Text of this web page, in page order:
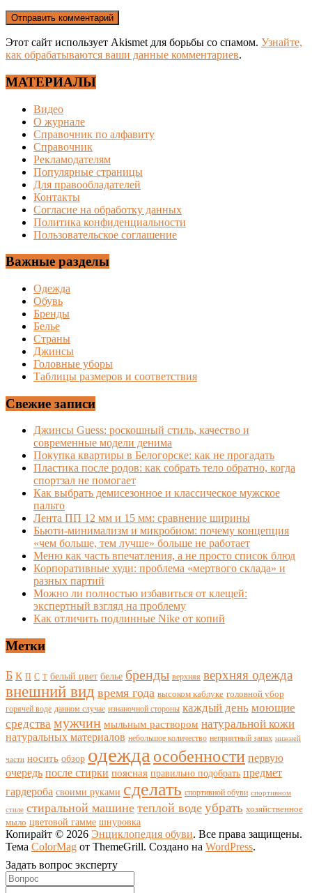
Этот сайт использует Akismet для борьбы со спамом. Узнайте,
как обрабатываются ваши данные комментариев.
МАТЕРИАЛЫ
Видео
О журнале
Справочник по алфавиту
Справочник
Рекламодателям
Популярные страницы
Для правообладателей
Контакты
Согласие на обработку данных
Политика конфиденциальности
Пользовательское соглашение
Важные разделы
Одежда
Обувь
Бренды
Белье
Страны
Джинсы
Головные уборы
Таблицы размеров и соответствия
Свежие записи
Джинсы Guess: роскошный стиль, качество и
современные модели денима
Покупка квартиры в Белогорске: как не прогадать
Пластика после родов: как собрать тело обратно, когда
спортзал не помогает
Как выбрать демисезонное и классическое мужское
пальто
Лента ПП 12 мм и 15 мм: сравнение ширины
Бьюти-минимализм и микробиом: почему концепция
«чем больше, тем лучше» больше не работает
Меню как часть впечатления, а не просто список блюд
Корпоративные худи: проблема «мертвого склада» и
разных партий
Можно ли полностью избавиться от клещей:
экспертный взгляд на проблему
Как отличить подлинные Nike от копий
Метки
Б К П С Т белый цвет белье бренды верхняя верхняя одежда
внешний вид время года высоком каблуке головной убор
горячей воде данном случае изнаночной стороны каждый день моющие
средства мужчин мыльным раствором натуральной кожи
натуральных материалов небольшое количество неприятный запах нижней
части носить обзор одежда особенности первую
очередь после стирки поясная правильно подобрать предмет
гардероба своими руками сделать спортивной обуви спортивном
стиле стиральной машине теплой воде убрать хозяйственное
мыло цветовой гамме шнуровка
Копирайт © 2026 Энциклопедия обуви. Все права защищены.
Тема ColorMag от ThemeGrill. Создано на WordPress.
Задать вопрос эксперту